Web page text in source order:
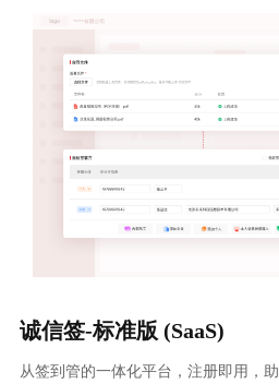
诚信签-标准版 (SaaS)
从签到管的一体化平台，注册即用，